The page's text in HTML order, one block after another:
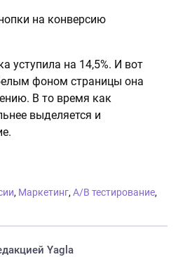
уступила на 14,5%. И вот
фоном страницы она
В то время как
выделяется и
, Маркетинг, A/B тестирование,
Yagla